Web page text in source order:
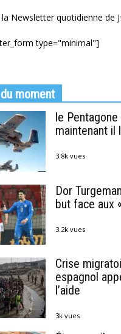
la Newsletter quotidienne de
type="minimal"]
moment
le
maintenant il
3.8k vues
Dor
but face aux
3.2k vues
Crise
espagnol
l’aide
3k vues